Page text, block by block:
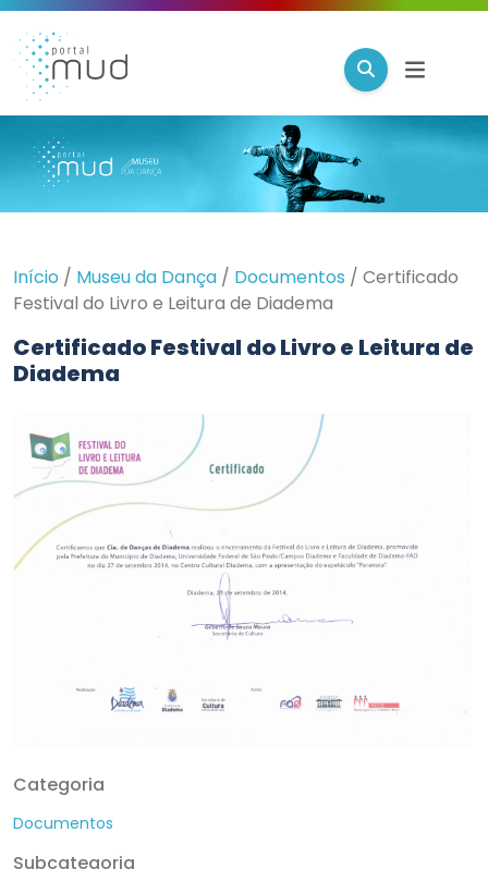
Início / Museu da Dança / Documentos / Certificado
Festival do Livro e Leitura de Diadema
Certificado Festival do Livro e Leitura de
Diadema
Categoria
Documentos
Subcategoria